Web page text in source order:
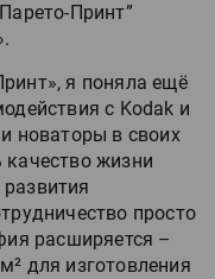
Принт”
я поняла ещё
с Kodak и
новаторы в своих
жизни
просто
расширяется –
для изготовления